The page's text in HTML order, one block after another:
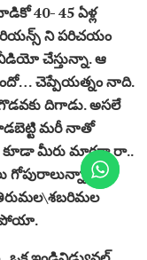
40- 45 ఏళ్ల
ని ప‌రిచ‌యం
చేస్తున్నా. ఆ
చెప్పేయత్నం నాది.
దిగాడు. అస‌లే
మ‌రీ నాతో
కూడా మీరు మార‌రా రా..
గోపురాలున్నా..
పోయా.